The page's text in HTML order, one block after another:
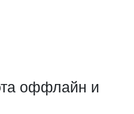
оффлайн и